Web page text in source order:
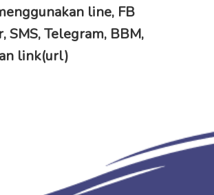
line, FB
SMS, Telegram, BBM,
link(url)